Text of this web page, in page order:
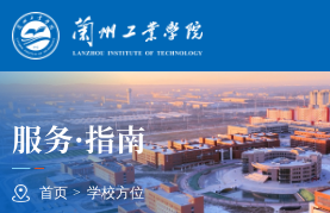
服务·指南
首页 > 学校方位